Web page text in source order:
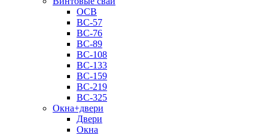
ОСВ
ВС-57
ВС-76
ВС-89
ВС-108
ВС-133
ВС-159
ВС-219
ВС-325
Окна+двери
Двери
Окна